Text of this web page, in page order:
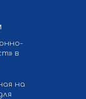
в
на